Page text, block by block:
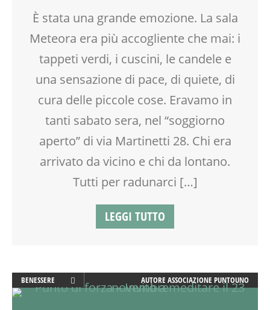
TEMPO LIBERO
VIA MARTINETTI
È stata una grande emozione. La sala
Meteora era più accogliente che mai: i
tappeti verdi, i cuscini, le candele e
una sensazione di pace, di quiete, di
cura delle piccole cose. Eravamo in
tanti sabato sera, nel “soggiorno
aperto” di via Martinetti 28. Chi era
arrivato da vicino e chi da lontano.
Tutti per radunarci […]
LEGGI TUTTO
BENESSERE
BIONATURALE
AUTORE ASSOCIAZIONE PUNTOUNO